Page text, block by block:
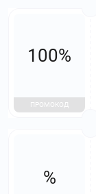
100%
ПРОМОКОД
%